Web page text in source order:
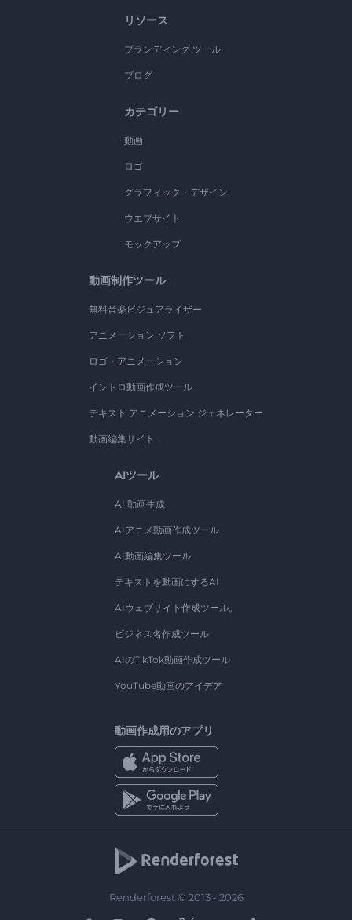
リソース
ブランディング ツール
ブログ
カテゴリー
動画
ロゴ
グラフィック・デザイン
ウエブサイト
モックアップ
動画制作ツール
無料音楽ビジュアライザー
アニメーション ソフト
ロゴ・アニメーション
イントロ動画作成ツール
テキスト アニメーション ジェネレーター
動画編集サイト：
AIツール
AI 動画生成
AIアニメ動画作成ツール
AI動画編集ツール
テキストを動画にするAI
AIウェブサイト作成ツール。
ビジネス名作成ツール
AIのTikTok動画作成ツール
YouTube動画のアイデア
動画作成用のアプリ
Renderforest © 2013 - 2026